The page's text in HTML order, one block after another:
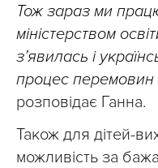
Тож зараз ми
міністерством
з’явилась і
процес перемовин
розповідає Ганна.
Також для дітей-
можливість за